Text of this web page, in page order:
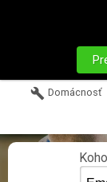
build Domácnosť